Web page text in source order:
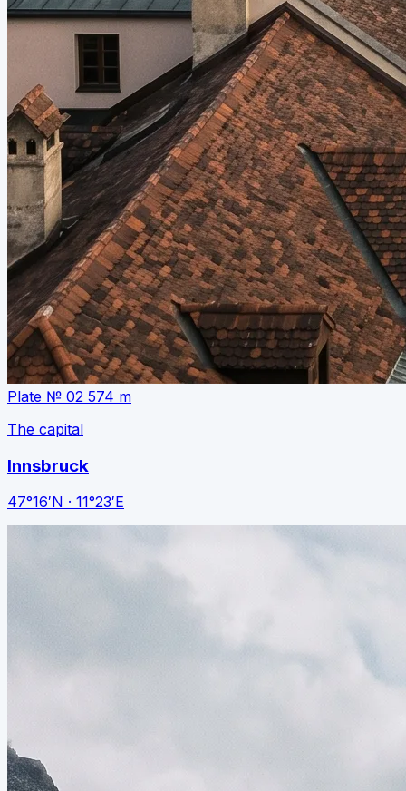
Plate № 02 574 m
The capital
Innsbruck
47°16′N · 11°23′E